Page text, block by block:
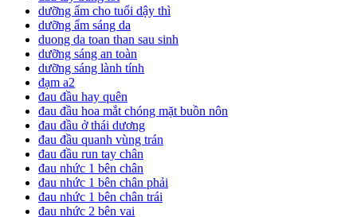
dưỡng ẩm cho tuổi dậy thì
dưỡng ẩm sáng da
duong da toan than sau sinh
dưỡng sáng an toàn
dưỡng sáng lành tính
đạm a2
đau đầu hay quên
đau đầu hoa mắt chóng mặt buồn nôn
đau đầu ở thái dương
đau đầu quanh vùng trán
đau đầu run tay chân
đau nhức 1 bên chân
đau nhức 1 bên chân phải
đau nhức 1 bên chân trái
đau nhức 2 bên vai